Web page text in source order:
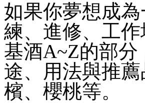
如果你夢想成
練、進修、工
基酒A~Z的部
途、用法與推
檳、櫻桃等。